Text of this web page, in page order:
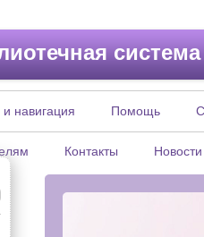
навигация Помощь
Контакты
Новости